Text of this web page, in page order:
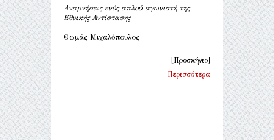
Αναμνήσεις ενός απλού αγωνιστή της
Εθνικής Αντίστασης
Θωμάς Μιχαλόπουλος
[Προσκήνιο]
Περισσότερα